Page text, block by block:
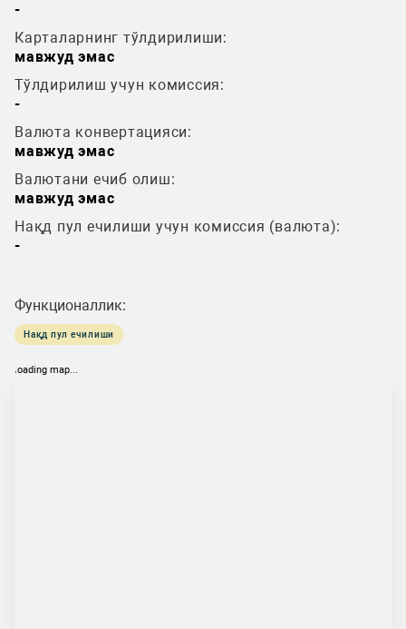
-
Карталарнинг тўлдирилиши:
мавжуд эмас
Тўлдирилиш учун комиссия:
-
Валюта конвертацияси:
мавжуд эмас
Валютани ечиб олиш:
мавжуд эмас
Нақд пул ечилиши учун комиссия (валюта):
-
Функционаллик:
Нақд пул ечилиши
loading map...